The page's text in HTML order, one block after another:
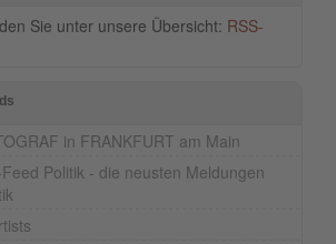
Sie unter unsere Übersicht: RSS-
in FRANKFURT am Main
Politik - die neusten Meldungen